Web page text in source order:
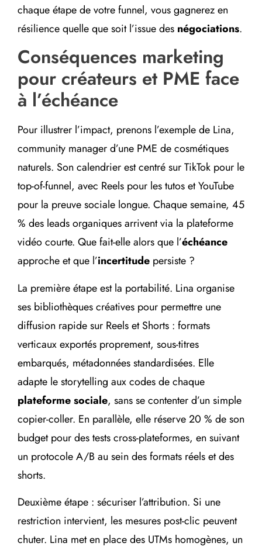
chaque étape de votre funnel, vous gagnerez en
résilience quelle que soit l’issue des négociations.
Conséquences marketing
pour créateurs et PME face
à l’échéance
Pour illustrer l’impact, prenons l’exemple de Lina,
community manager d’une PME de cosmétiques
naturels. Son calendrier est centré sur TikTok pour le
top-of-funnel, avec Reels pour les tutos et YouTube
pour la preuve sociale longue. Chaque semaine, 45
% des leads organiques arrivent via la plateforme
vidéo courte. Que fait-elle alors que l’échéance
approche et que l’incertitude persiste ?
La première étape est la portabilité. Lina organise
ses bibliothèques créatives pour permettre une
diffusion rapide sur Reels et Shorts : formats
verticaux exportés proprement, sous-titres
embarqués, métadonnées standardisées. Elle
adapte le storytelling aux codes de chaque
plateforme sociale, sans se contenter d’un simple
copier-coller. En parallèle, elle réserve 20 % de son
budget pour des tests cross-plateformes, en suivant
un protocole A/B au sein des formats réels et des
shorts.
Deuxième étape : sécuriser l’attribution. Si une
restriction intervient, les mesures post-clic peuvent
chuter. Lina met en place des UTMs homogènes, un